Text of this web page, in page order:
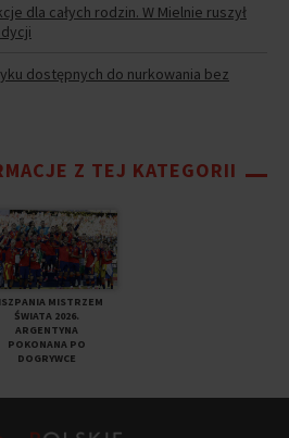
dla całych rodzin. W Mielnie ruszył
dostępnych do nurkowania bez
Z TEJ KATEGORII
MISTRZEM
ŚWIATA 2026.
ARGENTYNA
POKONANA PO
DOGRYWCE